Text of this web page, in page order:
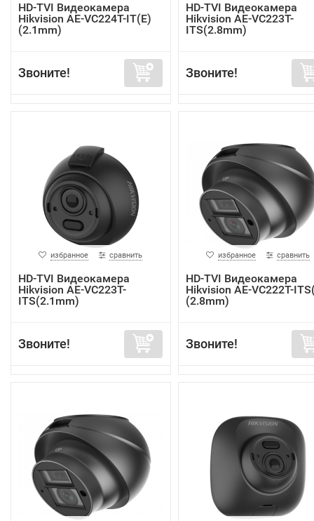
HD-TVI Видеокамера
Hikvision AE-VC224T-IT(E)
(2.1mm)
Звоните!
HD-TVI Видеокамера
Hikvision AE-VC223T-
ITS(2.8mm)
Звоните!
избранное сравнить
HD-TVI Видеокамера
Hikvision AE-VC223T-
ITS(2.1mm)
Звоните!
избранное сравнить
HD-TVI Видеокамера
Hikvision AE-VC222T-
(2.8mm)
Звоните!